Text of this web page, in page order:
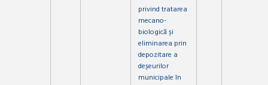
privind tratarea
mecano-
biologică și
eliminarea prin
depozitare a
deșeurilor
municipale în